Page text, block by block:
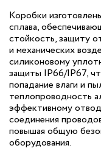
Коробки
сплава,
стойкость, защиту
и механических
силиконовому
защиты IP66/IP67,
попадание влаги и
теплопроводность
эффективному
соединения
повышая общую
оборудования.